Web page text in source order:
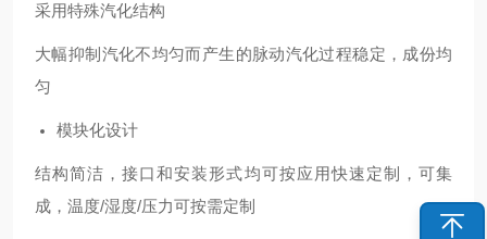
采用特殊汽化结构
大幅抑制汽化不均匀而产生的脉动汽化过程稳定，成份均
匀
模块化设计
结构简洁，接口和安装形式均可按应用快速定制，可集
成，温度/湿度/压力可按需定制